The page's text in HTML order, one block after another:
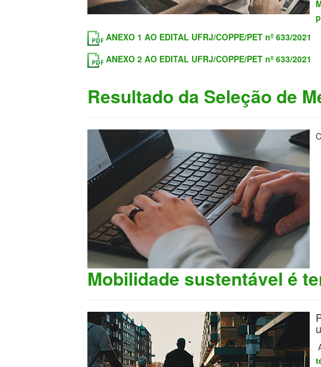
ANEXO 1 AO EDITAL UFRJ/COPPE/PET nº 633/2021
ANEXO 2 AO EDITAL UFRJ/COPPE/PET nº 633/2021
Resultado da Seleção de
Mobilidade sustentável é